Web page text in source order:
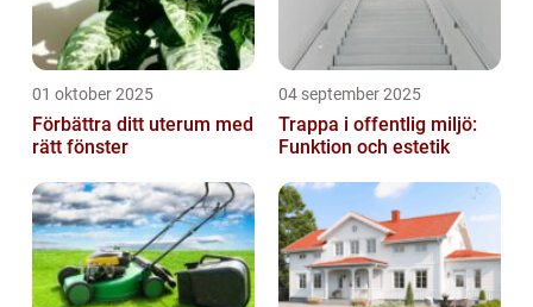
01 oktober 2025
Förbättra ditt uterum med
rätt fönster
04 september 2025
Trappa i offentlig miljö:
Funktion och estetik